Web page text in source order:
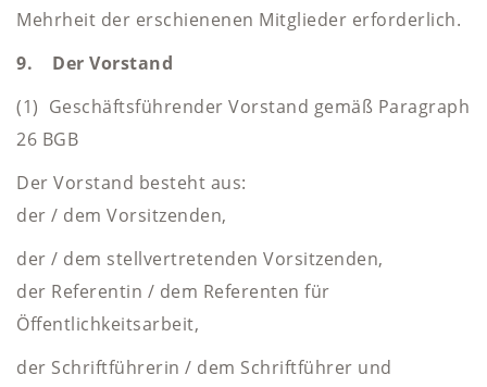
Mehrheit der erschienenen Mitglieder erforderlich.
9. Der Vorstand
(1) Geschäftsführender Vorstand gemäß Paragraph
26 BGB
Der Vorstand besteht aus:
der / dem Vorsitzenden,
der / dem stellvertretenden Vorsitzenden,
der Referentin / dem Referenten für
Öffentlichkeitsarbeit,
der Schriftführerin / dem Schriftführer und